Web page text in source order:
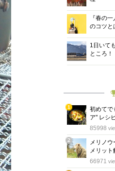
『春の
のコツと
1日いて
ところ！
1
位
初めてで
ア" レシ
85998
2
位
メリノ
メリット
66971